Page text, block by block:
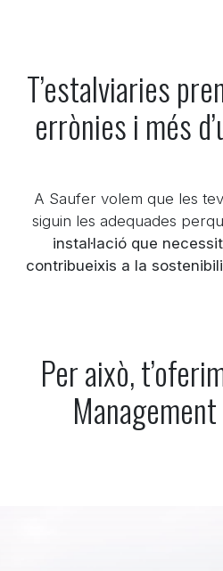
T’estalviaries
errònies i més
A Saufer volem que les
siguin les adequades
instal·lació que
contribueixis a la
Per això,